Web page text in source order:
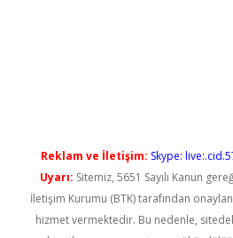
Reklam ve İletişim: Skype:
Uyarı: Sitemiz, 5651 Sayılı Kanun
İletişim Kurumu (BTK) tarafından
hizmet vermektedir. Bu nedenle,